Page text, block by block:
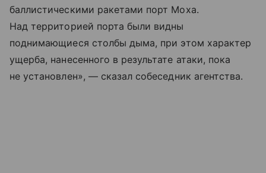
баллистическими ракетами порт Моха.
Над территорией порта были видны
поднимающиеся столбы дыма, при этом характер
ущерба, нанесенного в результате атаки, пока
не установлен», — сказал собеседник агентства.